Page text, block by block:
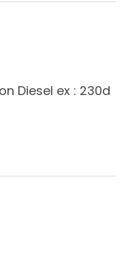
Diesel ex : 230d